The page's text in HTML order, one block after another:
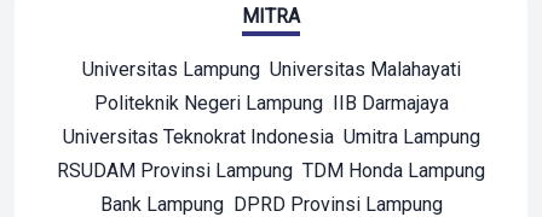
MITRA
Universitas Lampung Universitas Malahayati
Politeknik Negeri Lampung IIB Darmajaya
Universitas Teknokrat Indonesia Umitra Lampung
RSUDAM Provinsi Lampung TDM Honda Lampung
Bank Lampung DPRD Provinsi Lampung